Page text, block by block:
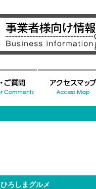
ひろしまグルメ